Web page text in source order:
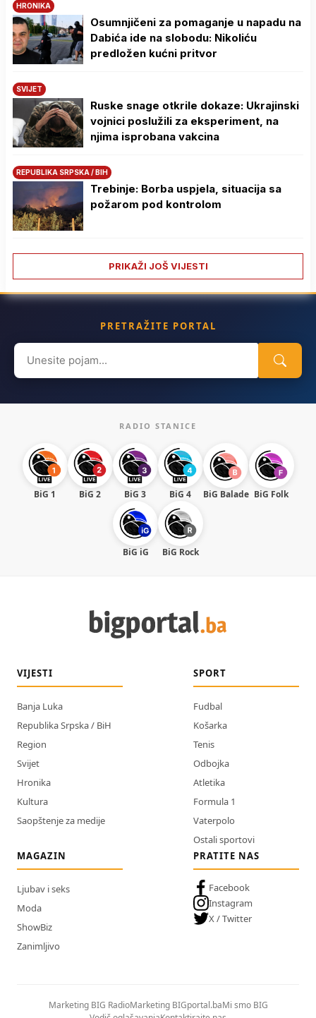
HRONIKA
Osumnjičeni za pomaganje u napadu na
Dabića ide na slobodu: Nikoliću
predložen kućni pritvor
SVIJET
Ruske snage otkrile dokaze: Ukrajinski
vojnici poslužili za eksperiment, na
njima isprobana vakcina
REPUBLIKA SRPSKA / BIH
Trebinje: Borba uspjela, situacija sa
požarom pod kontrolom
PRIKAŽI JOŠ VIJESTI
PRETRAŽITE PORTAL
Search
for:
RADIO STANICE
BiG 1 BiG 2 BiG 3 BiG 4 BiG Balade BiG Folk
BiG iG BiG Rock
VIJESTI
Banja Luka
Republika Srpska / BiH
Region
Svijet
Hronika
Kultura
Saopštenje za medije
SPORT
Fudbal
Košarka
Tenis
Odbojka
Atletika
Formula 1
Vaterpolo
Ostali sportovi
MAGAZIN
Ljubav i seks
Moda
ShowBiz
Zanimljivo
PRATITE NAS
Facebook
Instagram
X / Twitter
Marketing BIG RadioMarketing BIGportal.baMi smo BIG